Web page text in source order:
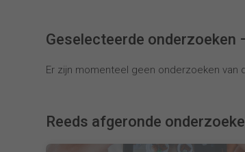
Geselecteerde onderzoeken
Er zijn momenteel geen onderzoeken van
Reeds afgeronde